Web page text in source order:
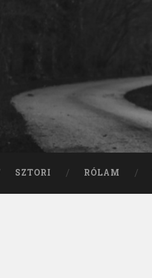
SZTORI RÓLAM